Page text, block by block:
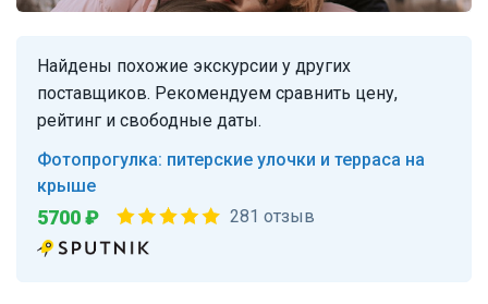
Найдены похожие экскурсии у других
поставщиков. Рекомендуем сравнить цену,
рейтинг и свободные даты.
Фотопрогулка: питерские улочки и терраса на
крыше
5700 ₽ 281 отзыв